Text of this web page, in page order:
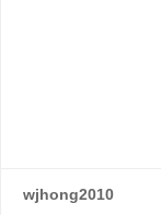
wjhong2010